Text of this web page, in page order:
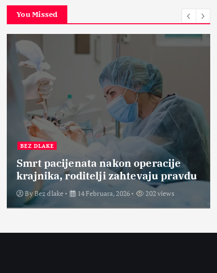
You Missed
BEZ DLAKE
Smrt pacijenata nakon operacije
krajnika, roditelji zahtevaju pravdu
ByBez dlake 14 Februara, 2026 202 views